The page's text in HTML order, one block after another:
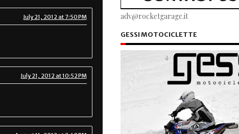
July 21, 2012 at 7:50 PM
July 21, 2012 at 10:52 PM
adv@rocketgarage.it
GESSI MOTOCICLETTE